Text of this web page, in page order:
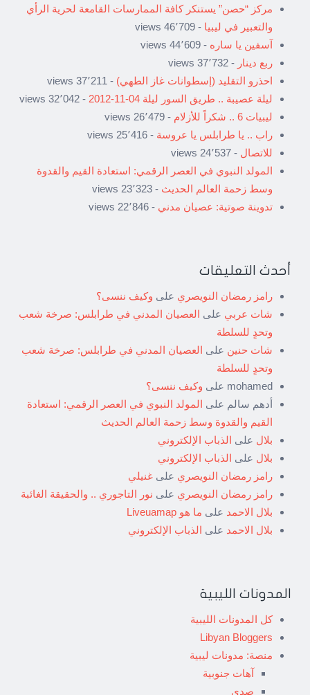
مركز “حصن” يستنكر كافة الممارسات القامعة لحرية الرأي
والتعبير في ليبيا - 46٬709 views
آسفين يا ساره - 44٬609 views
ربع دينار - 37٬732 views
احذرو التقليد (إسطوانات غاز الطهي) - 37٬211 views
ليلة عصيبة .. طريق السور ليلة 04-11-2012
- 32٬042 views
ليبيات 6 .. شكراً للأزلام
- 26٬479 views
راب .. يا طرابلس يا عروسة - 25٬416 views
للاتصال - 24٬537 views
المولد النبوي في العصر الرقمي: استعادة القيم والقدوة
وسط زحمة العالم الحديث - 23٬323 views
تدوينة صوتية: عصيان مدني - 22٬846 views
أحدث التعليقات
رامز رمضان النويصري على وكيف ننسى؟
شات عربي على العصيان المدني في طرابلس: صرخة شعب
وتحدٍ للسلطة
شات حنين على العصيان المدني في طرابلس: صرخة شعب
وتحدٍ للسلطة
mohamed على وكيف ننسى؟
أدهم سالم على المولد النبوي في العصر الرقمي: استعادة
القيم والقدوة وسط زحمة العالم الحديث
بلال على الذباب الإلكتروني
بلال على الذباب الإلكتروني
رامز رمضان النويصري على غنيلي
رامز رمضان النويصري على نور التاجوري .. والحقيقة الغائبة
بلال الاحمد على ما هو Liveuamap
بلال الاحمد على الذباب الإلكتروني
المدونات الليبية
كل المدونات الليبية
Libyan Bloggers
منصة: مدونات ليبية
آهات جنوبية
صدى